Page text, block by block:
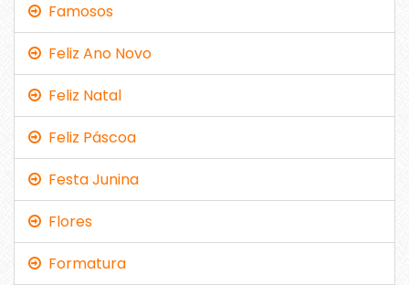
Famosos
Feliz Ano Novo
Feliz Natal
Feliz Páscoa
Festa Junina
Flores
Formatura